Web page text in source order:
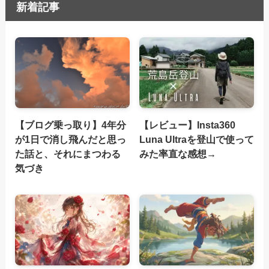
新着記事
【ブログ乗っ取り】4年分
が1日で消し飛んだと思っ
た話と、それにまつわる
気づき
【レビュー】Insta360
Luna Ultraを登山で使って
みた率直な感想→